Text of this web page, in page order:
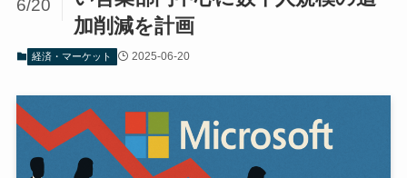
加削減を計画
6/20
経済・マーケット 2025-06-20